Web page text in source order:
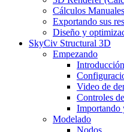
Cálculos Manuales
Exportando sus
Diseño y
SkyCiv Structural 3D
Empezando
Video de
Controles
Importando
Modelado